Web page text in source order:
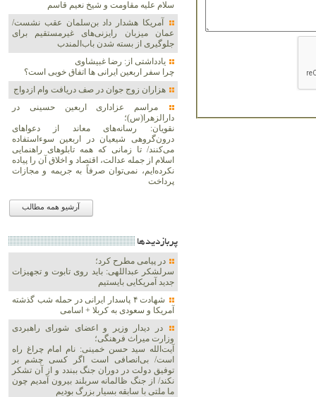
سلام علیه مقاومت و شیخ نعیم قاسم
آمریکا هشدار داد بن‌سلمان عقب نشست/
عمان میزبان رایزنی‌های غیرمستقیم برای
جلوگیری از بسته شدن باب‌المندب
یادداشتی از: رضا غبیشاوی
چرا سفر اربعین ایرانی ها اتفاق خوبی است؟
هزاران زوج‌ جوان در صف دریافت وام ازدواج
مراسم عزاداری اربعین حسینی در
دارالزهرا(س)؛
نقویان: رسانه‌های معاند از دعواهای
درون‌گروهی شیعیان در اربعین سوءاستفاده
می‌کنند/ تا زمانی که همه تابلوهای راهنمایی
اسلام از جمله عدالت، اقتصاد و اخلاق آن را پیاده
نکرده‌ایم، نمی‌توان صرفاً به جریمه و مجازات
پرداخت
آرشیو همه مطالب
پربازديدها
در پیامی مطرح کرد؛
سرلشکر عبداللهی: باید روی تابوت و تجهیزات
جدید آمریکایی بایستیم
شهادت ۴ پاسدار ایرانی در حمله شب گذشته
آمریکا و سعودی به کربلا + اسامی
در دیدار وزیر و اعضای شورای راهبردی
وزارت‌ میراث فرهنگی؛
آیت‌الله سید حسن خمینی: نام امام چراغ راه
است/ بی‌انصافی است‌ اگر کسی چشم بر
توفیق دولت‌ در دوران جنگ ببندد و از آن تشکر
نکند/ از جنگ ظالمانه سربلند بیرون آمدیم چون
ما ملتی با سابقه بسیار بزرگ بودیم